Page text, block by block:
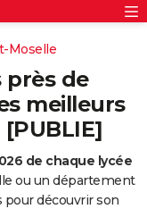
Rechercher
Moselle
près de
meilleurs
de chaque lycée
ou un département
découvrir son